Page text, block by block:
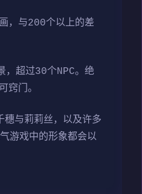
，与200个以上的差
，超过30个NPC。绝
窍门。
穗与莉莉丝，以及许多
游戏中的形象都会以